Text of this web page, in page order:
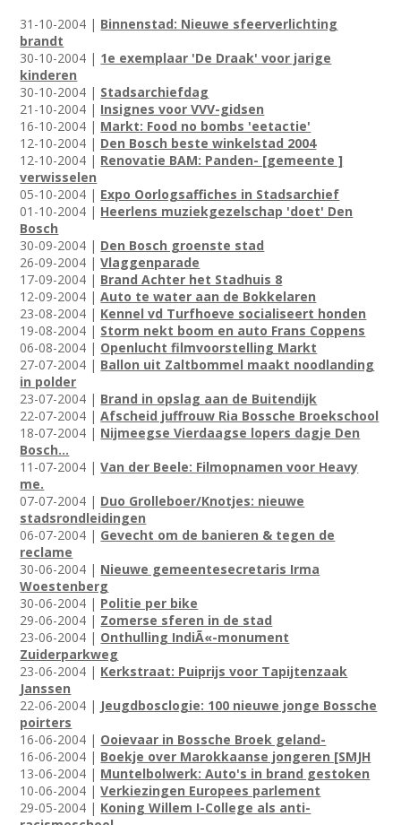
31-10-2004 | Binnenstad: Nieuwe sfeerverlichting
brandt
30-10-2004 | 1e exemplaar 'De Draak' voor jarige
kinderen
30-10-2004 | Stadsarchiefdag
21-10-2004 | Insignes voor VVV-gidsen
16-10-2004 | Markt: Food no bombs 'eetactie'
12-10-2004 | Den Bosch beste winkelstad 2004
12-10-2004 | Renovatie BAM: Panden- [gemeente ]
verwisselen
05-10-2004 | Expo Oorlogsaffiches in Stadsarchief
01-10-2004 | Heerlens muziekgezelschap 'doet' Den
Bosch
30-09-2004 | Den Bosch groenste stad
26-09-2004 |Vlaggenparade
17-09-2004 | Brand Achter het Stadhuis 8
12-09-2004 |Auto te water aan de Bokkelaren
23-08-2004 | Kennel vd Turfhoeve socialiseert honden
19-08-2004 | Storm nekt boom en auto Frans Coppens
06-08-2004 | Openlucht filmvoorstelling Markt
27-07-2004 | Ballon uit Zaltbommel maakt noodlanding
in polder
23-07-2004 | Brand in opslag aan de Buitendijk
22-07-2004 |Afscheid juffrouw Ria Bossche Broekschool
18-07-2004 | Nijmeegse Vierdaagse lopers dagje Den
Bosch...
11-07-2004 |Van der Beele: Filmopnamen voor Heavy
me.
07-07-2004 | Duo Grolleboer/Knotjes: nieuwe
stadsrondleidingen
06-07-2004 | Gevecht om de banieren & tegen de
reclame
30-06-2004 | Nieuwe gemeentesecretaris Irma
Woestenberg
30-06-2004 | Politie per bike
29-06-2004 | Zomerse sferen in de stad
23-06-2004 | Onthulling IndiÃ«-monument
Zuiderparkweg
23-06-2004 | Kerkstraat: Puiprijs voor Tapijtenzaak
Janssen
22-06-2004 | Jeugdbosclogie: 100 nieuwe jonge Bossche
poirters
16-06-2004 | Ooievaar in Bossche Broek geland-
16-06-2004 | Boekje over Marokkaanse jongeren [SMJH
13-06-2004 | Muntelbolwerk: Auto's in brand gestoken
10-06-2004 |Verkiezingen Europees parlement
29-05-2004 | Koning Willem I-College als anti-